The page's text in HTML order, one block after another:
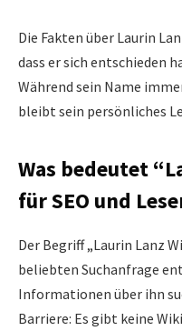
Die Fakten über Laurin
dass er sich entschieden
Während sein Name
bleibt sein persönliches
Was bedeutet
für SEO und
Der Begriff „Laurin Lanz
beliebten Suchanfrage
Informationen über ihn
Barriere: Es gibt keine